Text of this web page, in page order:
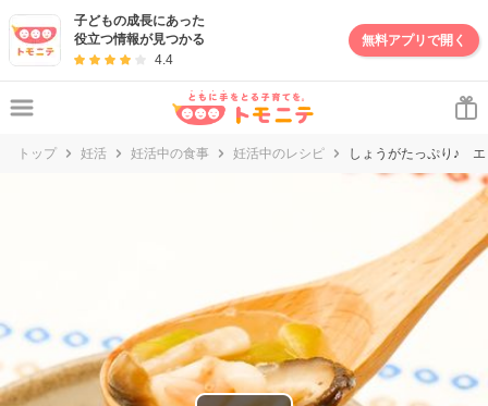
子どもの成長にあった
役立つ情報が見つかる
4.4
無料アプリで開く
トップ 妊活 妊活中の食事 妊活中のレシピ しょうがたっぷり♪ エ
妊娠・出産・子育て情報サイト | トモニテ